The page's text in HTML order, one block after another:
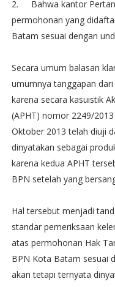
2.
Bahwa kantor
permohonan yang
Batam sesuai dengan
Secara umum balasan
umumnya tanggapan
karena secara kasuistik
(APHT) nomor 2249/
Oktober 2013 telah diuji
dinyatakan sebagai
karena kedua APHT
BPN setelah yang
Hal tersebut menjadi
standar pemeriksaan
atas permohonan Hak
BPN Kota Batam sesuai
akan tetapi ternyata